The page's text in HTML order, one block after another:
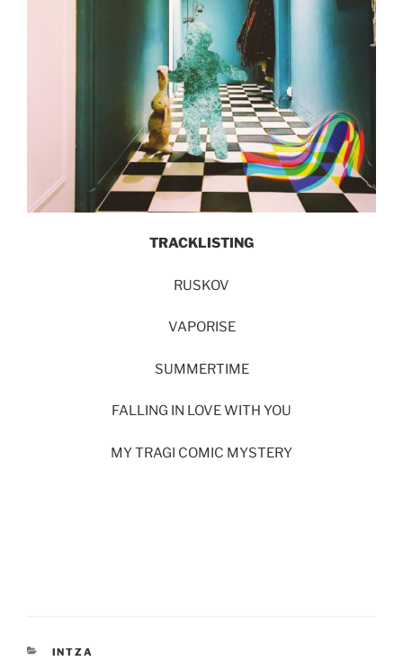
TRACKLISTING
RUSKOV
VAPORISE
SUMMERTIME
FALLING IN LOVE WITH YOU
MY TRAGI COMIC MYSTERY
CATÉGORIES
INTZA